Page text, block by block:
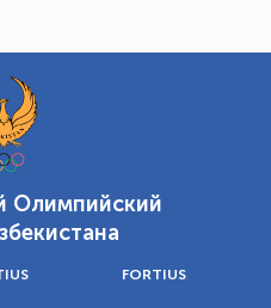
Олимпийский
FORTIUS